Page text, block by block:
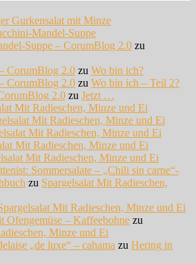
Gurkensalat mit Minze
Mandel-Suppe
Suppe – CorumBlog 2.0 zu
CorumBlog 2.0 zu Wo bin ich?
CorumBlog 2.0 zu Wo bin ich – Teil 2?
2.0 zu Jetzt …
Mit Radieschen, Minze und Ei
Mit Radieschen, Minze und Ei
Mit Radieschen, Minze und Ei
Mit Radieschen, Minze und Ei
Mit Radieschen, Minze und Ei
Sommersalate – „Chili sin carne“-
zu Spargelsalat Mit Radieschen,
Mit Radieschen, Minze und Ei
Ofengemüse – Kaffeebohne zu
Minze und Ei
„de luxe“ – cahama zu Hering in